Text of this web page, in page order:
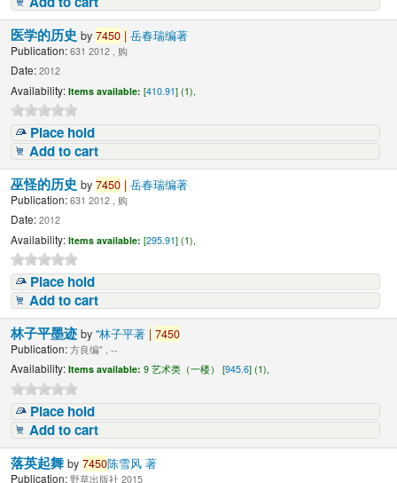
医学的历史by7450 | 岳春瑞编著
Publication: 631 2012 , 购
Date: 2012
Availability: Items available: [410.91] (1),
Place hold
Add to cart
巫怪的历史by7450 | 岳春瑞编著
Publication: 631 2012 , 购
Date: 2012
Availability: Items available: [295.91] (1),
Place hold
Add to cart
林子平墨迹by"林子平著 | 7450
Publication: 方良编" , --
Availability: Items available: 9 艺术类（一楼） [945.6] (1),
Place hold
Add to cart
落英起舞by7450陈雪风 著
Publication: 野草出版社 2015